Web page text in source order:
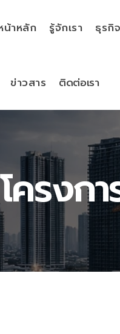
น้าหลัก รู้จักเรา ธุรกิ
ข่าวสาร ติดต่อเรา
โครงก